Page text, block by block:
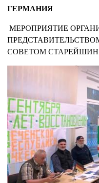
ГЕРМАНИЯ
МЕРОПРИЯТИЕ
СОВЕТОМ